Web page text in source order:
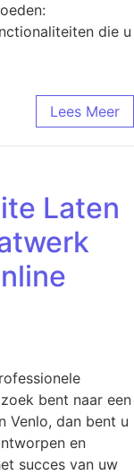
die u
Lees Meer
Laten
bent naar een
Venlo, dan bent u
en
succes van uw